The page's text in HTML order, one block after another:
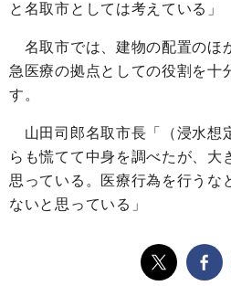
と名取市としては考えている」
名取市では、建物の配置のほ
急医療の拠点としての役割を十
す。
山田司郎名取市長「（浸水想
らも慌てて中身を調べたが、大
思っている。医療行為を行うな
ないと思っている」